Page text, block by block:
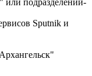
подразделений-
Sputnik и